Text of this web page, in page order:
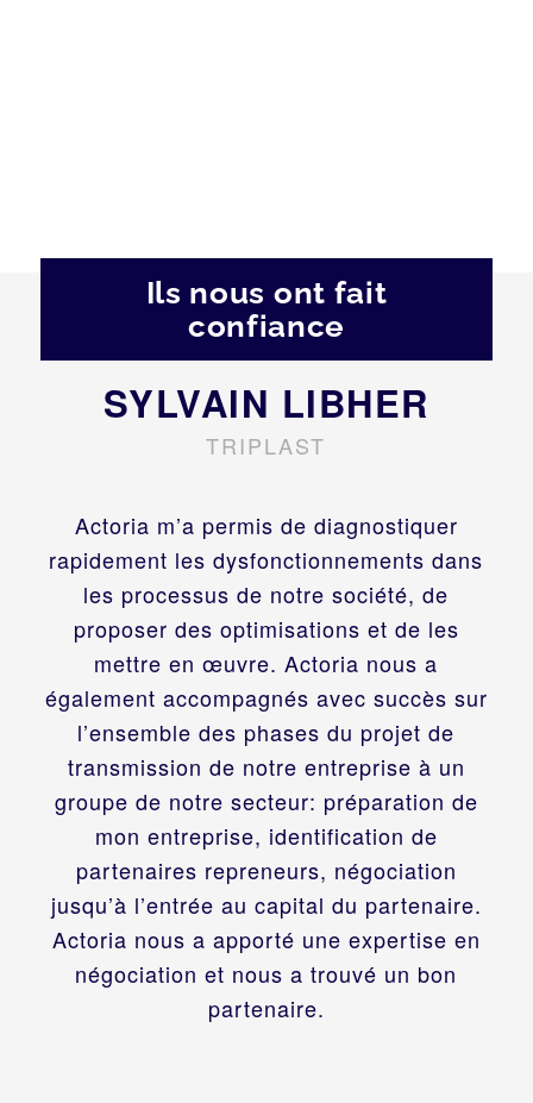
Ils nous ont fait
confiance
Actoria m’a permis de diagnostiquer
rapidement les dysfonctionnements dans
les processus de notre société, de
proposer des optimisations et de les
mettre en œuvre. Actoria nous a
également accompagnés avec succès sur
l’ensemble des phases du projet de
transmission de notre entreprise à un
groupe de notre secteur: préparation de
mon entreprise, identification de
partenaires repreneurs, négociation
jusqu’à l’entrée au capital du partenaire.
Actoria nous a apporté une expertise en
négociation et nous a trouvé un bon
partenaire.
SYLVAIN LIBHER
TRIPLAST